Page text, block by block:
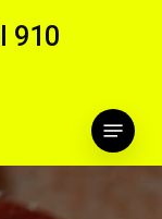
910
Menu